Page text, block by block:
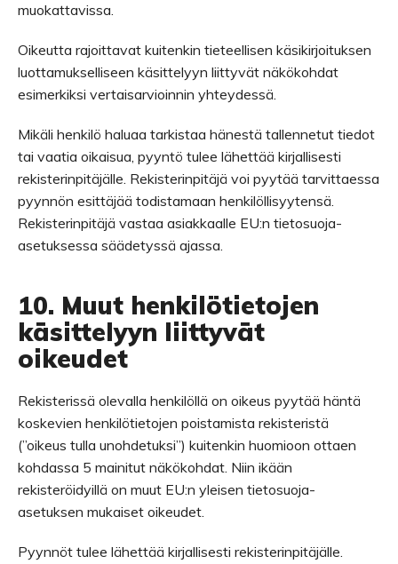
muokattavissa.
Oikeutta rajoittavat kuitenkin tieteellisen käsikirjoituksen
luottamukselliseen käsittelyyn liittyvät näkökohdat
esimerkiksi vertaisarvioinnin yhteydessä.
Mikäli henkilö haluaa tarkistaa hänestä tallennetut tiedot
tai vaatia oikaisua, pyyntö tulee lähettää kirjallisesti
rekisterinpitäjälle. Rekisterinpitäjä voi pyytää tarvittaessa
pyynnön esittäjää todistamaan henkilöllisyytensä.
Rekisterinpitäjä vastaa asiakkaalle EU:n tietosuoja-
asetuksessa säädetyssä ajassa.
10. Muut henkilötietojen
käsittelyyn liittyvät
oikeudet
Rekisterissä olevalla henkilöllä on oikeus pyytää häntä
koskevien henkilötietojen poistamista rekisteristä
(”oikeus tulla unohdetuksi”) kuitenkin huomioon ottaen
kohdassa 5 mainitut näkökohdat. Niin ikään
rekisteröidyillä on muut EU:n yleisen tietosuoja-
asetuksen mukaiset oikeudet.
Pyynnöt tulee lähettää kirjallisesti rekisterinpitäjälle.